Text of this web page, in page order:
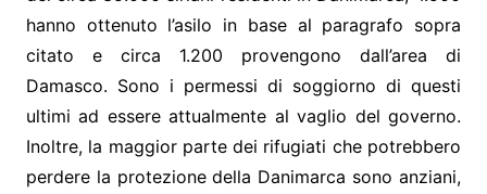
hanno ottenuto l’asilo in base al paragrafo sopra
citato e circa 1.200 provengono dall’area di
Damasco. Sono i permessi di soggiorno di questi
ultimi ad essere attualmente al vaglio del governo.
Inoltre, la maggior parte dei rifugiati che potrebbero
perdere la protezione della Danimarca sono anziani,